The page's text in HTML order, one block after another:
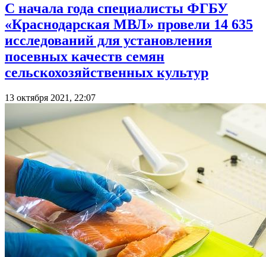
С начала года специалисты ФГБУ
«Краснодарская МВЛ» провели 14 635
исследований для установления
посевных качеств семян
сельскохозяйственных культур
13 октября 2021, 22:07